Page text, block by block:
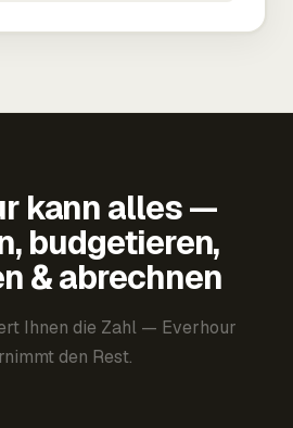
kann alles —
budgetieren,
& abrechnen
Ihnen die Zahl — Everhour
den Rest.